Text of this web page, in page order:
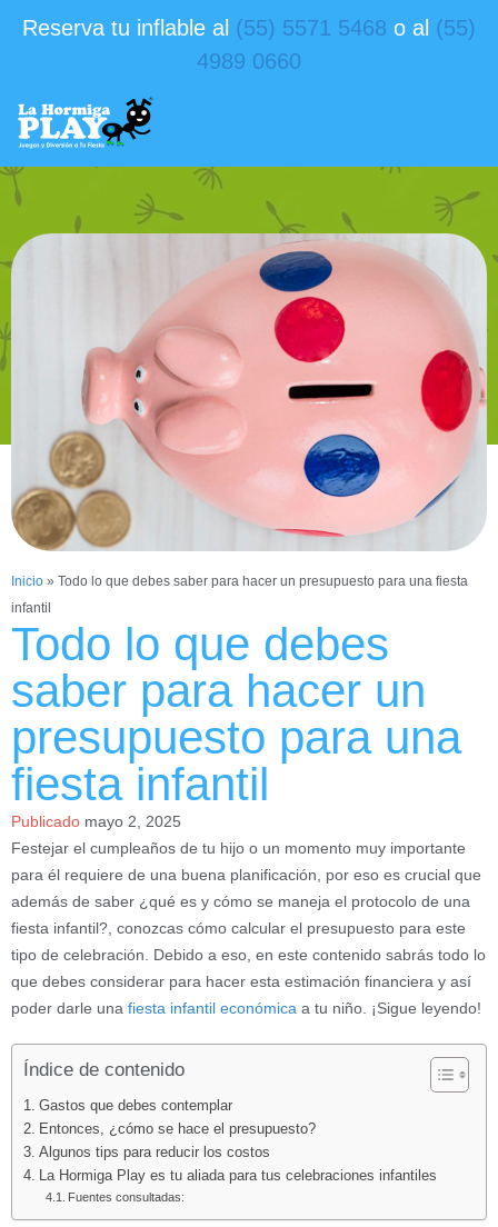
Reserva tu inflable al (55) 5571 5468 o al (55)
4989 0660
Inicio » Todo lo que debes saber para hacer un presupuesto para una fiesta
infantil
Todo lo que debes
saber para hacer un
presupuesto para una
fiesta infantil
Publicado mayo 2, 2025
Festejar el cumpleaños de tu hijo o un momento muy importante
para él requiere de una buena planificación, por eso es crucial que
además de saber ¿qué es y cómo se maneja el protocolo de una
fiesta infantil?, conozcas cómo calcular el presupuesto para este
tipo de celebración. Debido a eso, en este contenido sabrás todo lo
que debes considerar para hacer esta estimación financiera y así
poder darle una fiesta infantil económica a tu niño. ¡Sigue leyendo!
Índice de contenido
Gastos que debes contemplar
Entonces, ¿cómo se hace el presupuesto?
Algunos tips para reducir los costos
La Hormiga Play es tu aliada para tus celebraciones infantiles
Fuentes consultadas: